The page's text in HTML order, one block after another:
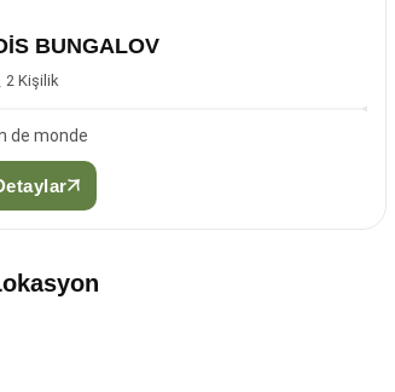
BUNGALOV
2 Kişilik
de monde